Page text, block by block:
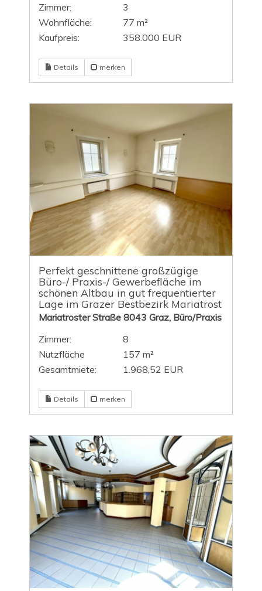
Zimmer:
3
Wohnfläche:
77 m²
Kaufpreis:
358.000 EUR
Details merken
Perfekt geschnittene großzügige
Büro-/ Praxis-/ Gewerbefläche im
schönen Altbau in gut frequentierter
Lage im Grazer Bestbezirk Mariatrost
Mariatroster Straße 8043 Graz, Büro/Praxis
Zimmer:
8
Nutzfläche
157 m²
Gesamtmiete:
1.968,52 EUR
Details merken